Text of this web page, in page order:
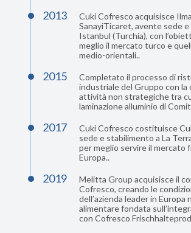
2013
Cuki Cofresco acquisisce
SanayiTicaret, avente sede
Istanbul (Turchia), con
meglio il mercato turco e
medio-orientali..
2015
Completato il processo di
industriale del Gruppo con la
attività non strategiche tra
laminazione alluminio di
2017
Cuki Cofresco costituisce
sede e stabilimento a La
per meglio servire il mercato
Europa..
2019
Melitta Group acquisisce il
Cofresco, creando le
dell’azienda leader in Europa
alimentare fondata
con Cofresco